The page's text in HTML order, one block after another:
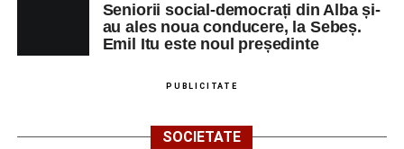
Seniorii social-democrați din Alba și-
au ales noua conducere, la Sebeș.
Emil Itu este noul președinte
PUBLICITATE
SOCIETATE